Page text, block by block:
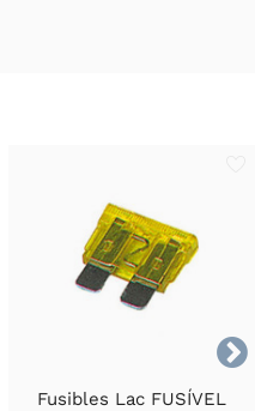

Fusibles Lac FUSÍVEL